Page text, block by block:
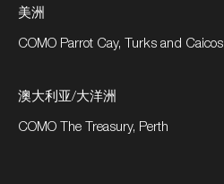
美洲
COMO Parrot Cay, Turks and Caicos
澳大利亚/大洋洲
COMO The Treasury, Perth